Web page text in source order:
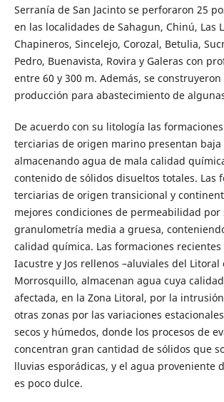
Serranía de San Jacinto se perforaron 25
en las localidades de Sahagun, Chinú, Las
Chapineros, Sincelejo, Corozal, Betulia,
Pedro, Buenavista, Rovira y Galeras con
entre 60 y 300 m. Además, se construyeron
producción para abastecimiento de
De acuerdo con su litología las
terciarias de origen marino presentan
almacenando agua de mala calidad
contenido de sólidos disueltos totales. Las
terciarias de origen transicional y
mejores condiciones de permeabilidad por
granulometría media a gruesa,
calidad química. Las formaciones
Iacustre y Jos rellenos –aluviales del Litoral
Morrosquillo, almacenan agua cuya
afectada, en la Zona Litoral, por la
otras zonas por las variaciones
secos y húmedos, donde los procesos de
concentran gran cantidad de sólidos que
lluvias esporádicas, y el agua proveniente
es poco dulce.